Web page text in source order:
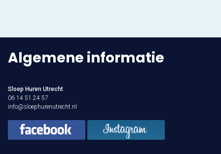
Werken bij Sloep Huren Utrecht
Nu aanvragen
Algemene informatie
Sloep Huren Utrecht
06 14 51 24 57
info@sloephurenutrecht.nl